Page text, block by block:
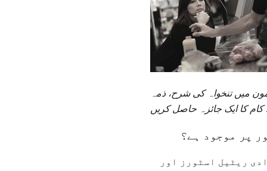
میں تنخواہ کی شرح، ذمہ
پر موجود ہے؟
ریٹیل اسٹورز اور